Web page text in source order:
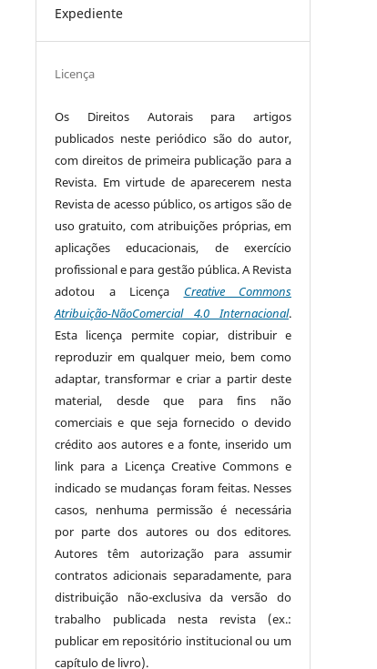
Expediente
Licença
Os Direitos Autorais para artigos
publicados neste periódico são do autor,
com direitos de primeira publicação para a
Revista. Em virtude de aparecerem nesta
Revista de acesso público, os artigos são de
uso gratuito, com atribuições próprias, em
aplicações educacionais, de exercício
profissional e para gestão pública. A Revista
adotou a Licença Creative Commons
Atribuição-NãoComercial 4.0 Internacional.
Esta licença permite copiar, distribuir e
reproduzir em qualquer meio, bem como
adaptar, transformar e criar a partir deste
material, desde que para fins não
comerciais e que seja fornecido o devido
crédito aos autores e a fonte, inserido um
link para a Licença Creative Commons e
indicado se mudanças foram feitas. Nesses
casos, nenhuma permissão é necessária
por parte dos autores ou dos editores.
Autores têm autorização para assumir
contratos adicionais separadamente, para
distribuição não-exclusiva da versão do
trabalho publicada nesta revista (ex.:
publicar em repositório institucional ou um
capítulo de livro).